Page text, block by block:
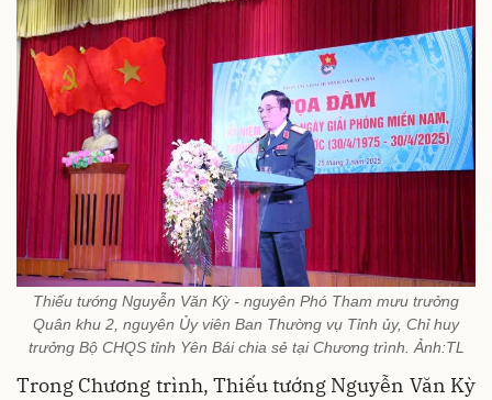
Thiếu tướng Nguyễn Văn Kỳ - nguyên Phó Tham mưu trưởng
Quân khu 2, nguyên Ủy viên Ban Thường vụ Tỉnh ủy, Chỉ huy
trưởng Bộ CHQS tỉnh Yên Bái chia sẻ tại Chương trình. Ảnh:TL
Trong Chương trình, Thiếu tướng Nguyễn Văn Kỳ